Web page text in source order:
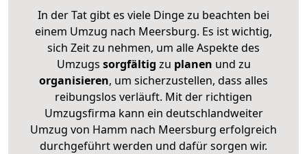
In der Tat gibt es viele Dinge zu beachten bei
einem Umzug nach Meersburg. Es ist wichtig,
sich Zeit zu nehmen, um alle Aspekte des
Umzugs sorgfältig zu planen und zu
organisieren, um sicherzustellen, dass alles
reibungslos verläuft. Mit der richtigen
Umzugsfirma kann ein deutschlandweiter
Umzug von Hamm nach Meersburg erfolgreich
durchgeführt werden und dafür sorgen wir.